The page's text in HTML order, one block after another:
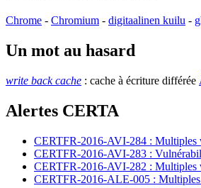
Chrome - Chromium - digitaalinen kuilu -
Un mot au hasard
write back cache : cache à écriture différée
Alertes CERTA
CERTFR-2016-AVI-284 : Multiples
CERTFR-2016-AVI-283 :
CERTFR-2016-AVI-282 : Multiples
CERTFR-2016-ALE-005 : Multiples